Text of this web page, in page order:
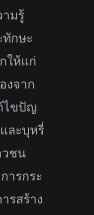
ามรู้
ทักษะ
ให้แก่
งจาก
ไขปัญ
ละบุหรี่
วชน
ารกระ
รสร้าง